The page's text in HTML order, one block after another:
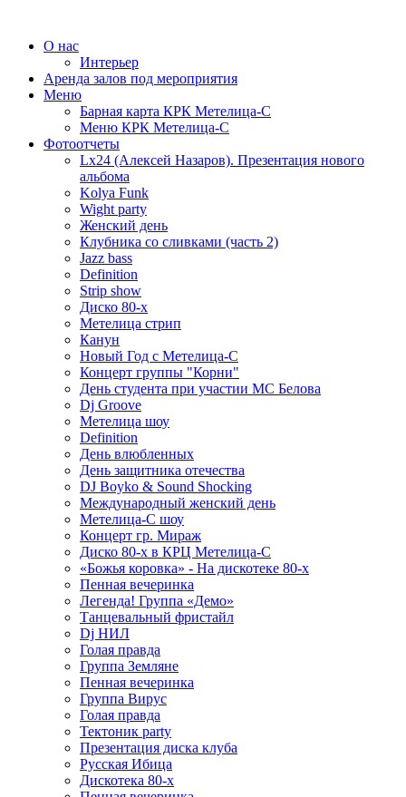
О нас
Интерьер
Аренда залов под мероприятия
Меню
Барная карта КРК Метелица-С
Меню КРК Метелица-С
Фотоотчеты
Lx24 (Алексей Назаров). Презентация нового
альбома
Kolya Funk
Wight party
Женский день
Клубника со сливками (часть 2)
Jazz bass
Definition
Strip show
Диско 80-х
Метелица стрип
Канун
Новый Год с Метелица-С
Концерт группы "Корни"
День студента при участии МС Белова
Dj Groove
Метелица шоу
Definition
День влюбленных
День защитника отечества
DJ Boyko & Sound Shocking
Международный женский день
Метелица-С шоу
Концерт гр. Мираж
Диско 80-х в КРЦ Метелица-С
«Божья коровка» - На дискотеке 80-х
Пенная вечеринка
Легенда! Группа «Демо»
Танцевальный фристайл
Dj НИЛ
Голая правда
Группа Земляне
Пенная вечеринка
Группа Вирус
Голая правда
Тектоник party
Презентация диска клуба
Русская Ибица
Дискотека 80-х